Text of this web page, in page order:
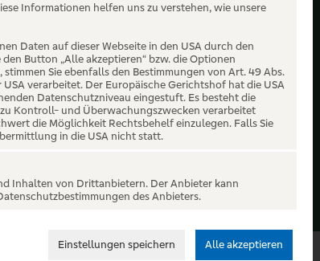
Informationen helfen uns zu verstehen, wie unsere
Daten auf dieser Webseite in den USA durch den
Button „Alle akzeptieren“ bzw. die Optionen
Sie ebenfalls den Bestimmungen von Art. 49 Abs.
verarbeitet. Der Europäische Gerichtshof hat die USA
Datenschutzniveau eingestuft. Es besteht die
Kontroll- und Überwachungszwecken verarbeitet
die Möglichkeit Rechtsbehelf einzulegen. Falls Sie
in die USA nicht statt.
Inhalten von Drittanbietern. Der Anbieter kann
des Anbieters.
Einstellungen speichern Alle akzeptieren